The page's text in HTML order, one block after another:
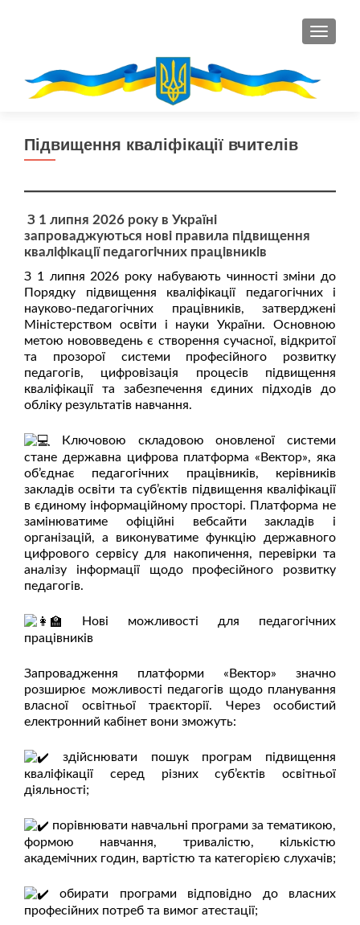
Підвищення кваліфікації вчителів
З 1 липня 2026 року в Україні
запроваджуються нові правила підвищення
кваліфікації педагогічних працівників
З 1 липня 2026 року набувають чинності зміни до
Порядку підвищення кваліфікації педагогічних і
науково-педагогічних працівників, затверджені
Міністерством освіти і науки України. Основною
метою нововведень є створення сучасної, відкритої
та прозорої системи професійного розвитку
педагогів, цифровізація процесів підвищення
кваліфікації та забезпечення єдиних підходів до
обліку результатів навчання.
Ключовою складовою оновленої системи
стане державна цифрова платформа «Вектор», яка
об’єднає педагогічних працівників, керівників
закладів освіти та суб’єктів підвищення кваліфікації
в єдиному інформаційному просторі. Платформа не
замінюватиме офіційні вебсайти закладів і
організацій, а виконуватиме функцію державного
цифрового сервісу для накопичення, перевірки та
аналізу інформації щодо професійного розвитку
педагогів.
Нові можливості для педагогічних
працівників
Запровадження платформи «Вектор» значно
розширює можливості педагогів щодо планування
власної освітньої траєкторії. Через особистий
електронний кабінет вони зможуть:
здійснювати пошук програм підвищення
кваліфікації серед різних суб’єктів освітньої
діяльності;
порівнювати навчальні програми за тематикою,
формою навчання, тривалістю, кількістю
академічних годин, вартістю та категорією слухачів;
обирати програми відповідно до власних
професійних потреб та вимог атестації;